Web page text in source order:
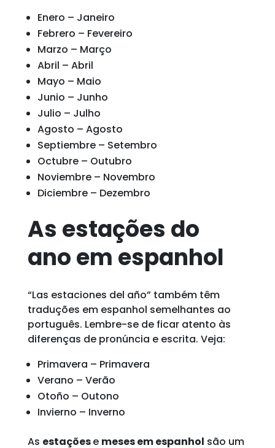
Enero – Janeiro
Febrero – Fevereiro
Marzo – Março
Abril – Abril
Mayo – Maio
Junio – Junho
Julio – Julho
Agosto – Agosto
Septiembre – Setembro
Octubre – Outubro
Noviembre – Novembro
Diciembre – Dezembro
As estações do
ano em espanhol
“Las estaciones del año” também têm
traduções em espanhol semelhantes ao
português. Lembre-se de ficar atento às
diferenças de pronúncia e escrita. Veja:
Primavera – Primavera
Verano – Verão
Otoño – Outono
Invierno – Inverno
As estaçõese meses em espanhol são um